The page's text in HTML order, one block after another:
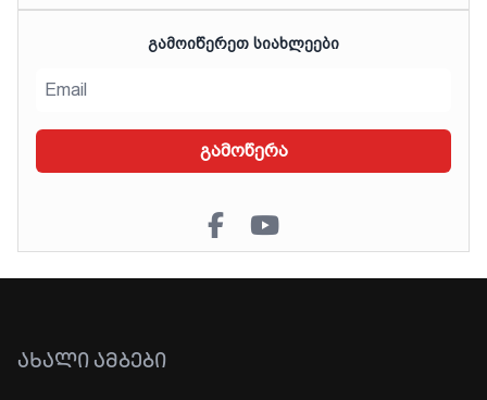
ᲒᲐᲛᲝᲘᲬᲔᲠᲔᲗ ᲡᲘᲐᲮᲚᲔᲔᲑᲘ
გამოწერა
ᲐᲮᲐᲚᲘ ᲐᲛᲑᲔᲑᲘ